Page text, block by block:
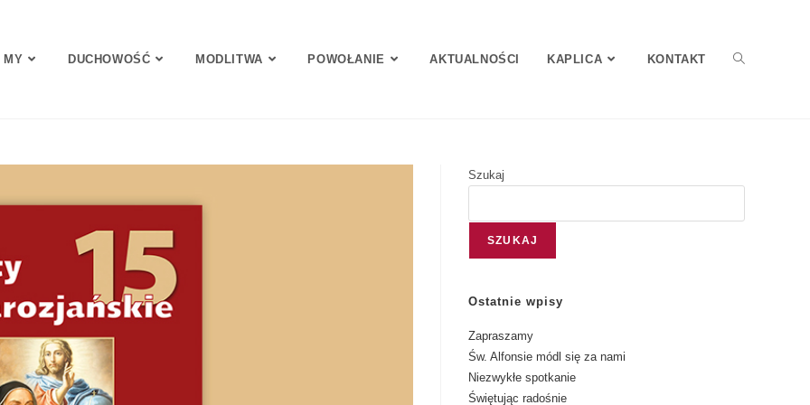
MY DUCHOWOŚĆ MODLITWA POWOŁANIE AKTUALNOŚCI KAPLICA KONTAKT
Szukaj
SZUKAJ
Ostatnie wpisy
Zapraszamy
Św. Alfonsie módl się za nami
Niezwykłe spotkanie
Świętując radośnie